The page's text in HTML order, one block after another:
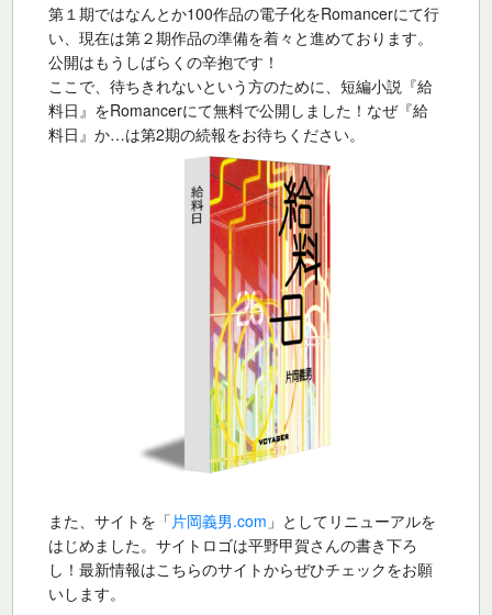
第１期ではなんとか100作品の電子化をRomancerにて行
い、現在は第２期作品の準備を着々と進めております。
公開はもうしばらくの辛抱です！
ここで、待ちきれないという方のために、短編小説『給
料日』 をRomancerにて無料で公開しました！なぜ『給
料日』か…は第2期の続報をお待ちください。
また、サイトを「片岡義男.com 」としてリニューアルを
はじめました。サイトロゴは平野甲賀さんの書き下ろ
し！最新情報はこちらのサイトからぜひチェックをお願
いします。